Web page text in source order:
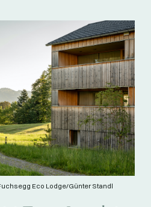
Eco Lodge/Günter Standl